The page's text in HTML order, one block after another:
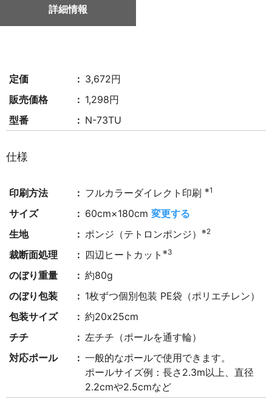
詳細情報
定価
3,672円
販売価格
1,298円
型番
N-73TU
仕様
印刷方法 フルカラーダイレクト印刷※1
サイズ 60cm×180cm変更する
生地
ポンジ（テトロンポンジ）※2
裁断面処理 四辺ヒートカット※3
のぼり重量
約80g
のぼり包装
1枚ずつ個別包装 PE袋（ポリエチレン）
包装サイズ
約20x25cm
チチ
左チチ（ポールを通す輪）
対応ポール
一般的なポールで使用できます。
ポールサイズ例：長さ2.3m以上、直径
2.2cmや2.5cmなど